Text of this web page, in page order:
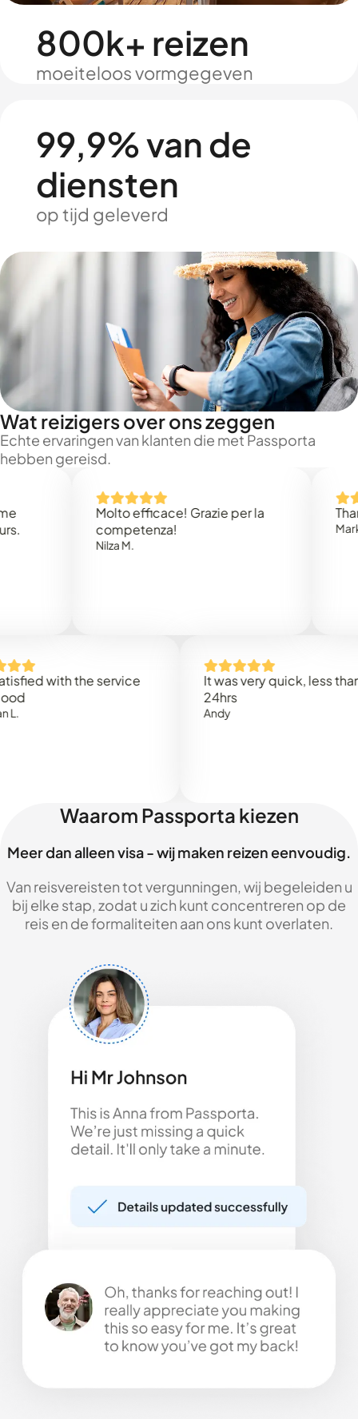
800k+ reizen
moeiteloos vormgegeven
99,9% van de
diensten
op tijd geleverd
Wat reizigers over ons zeggen
Echte ervaringen van klanten die met Passporta
hebben gereisd.
Molto efficace! Grazie per la
competenza!
Thank
with the service
It was very quick, less than
Waarom Passporta kiezen
Meer dan alleen visa - wij maken reizen eenvoudig.
Van reisvereisten tot vergunningen, wij begeleiden u
bij elke stap, zodat u zich kunt concentreren op de
reis en de formaliteiten aan ons kunt overlaten.